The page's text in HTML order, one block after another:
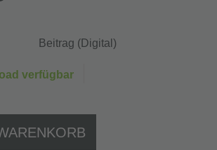
Beitrag (Digital)
verfügbar